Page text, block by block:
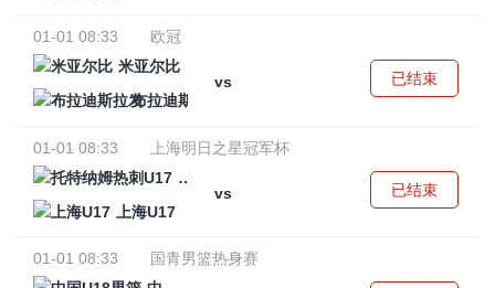
01-01 08:33
欧冠
米亚尔比
vs
布拉迪斯拉发
已结束
01-01 08:33
上海明日之星冠军杯
托特纳姆热刺U17
vs
上海U17
已结束
01-01 08:33
国青男篮热身赛